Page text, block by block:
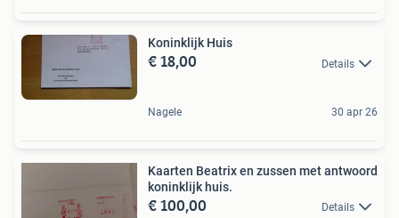
Koninklijk Huis
€ 18,00 Details
Nagele 30 apr 26
Kaarten Beatrix en zussen met antwoord
koninklijk huis.
€ 100,00 Details